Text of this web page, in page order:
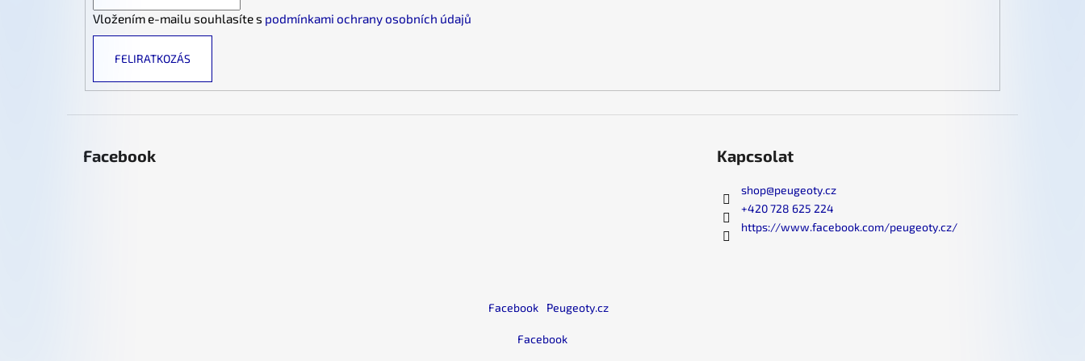
e
e
Vložením e-mailu souhlasíte s podmínkami ochrany osobních údajů
FELIRATKOZÁS
Facebook Kapcsolat
shop@peugeoty.cz
+420 728 625 224
https://www.facebook.com/peugeoty.cz/
Facebook Peugeoty.cz
Facebook